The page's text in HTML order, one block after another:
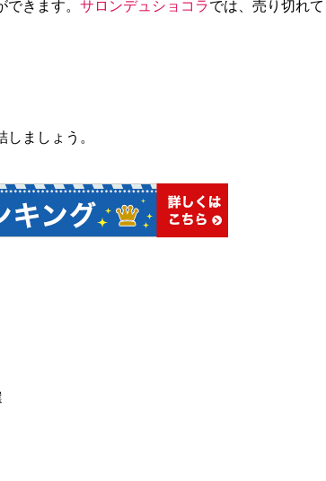
きます。 サロンデュショコラでは、売り切れて
ましょう。